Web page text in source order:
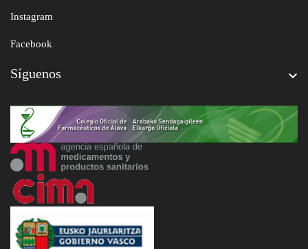
Instagram
Facebook
Síguenos 